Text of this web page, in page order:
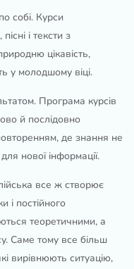
собі. Курси
і тексти з
цікавість,
у молодшому віці.
Програма курсів
й послідовно
де знання не
нової інформації.
все ж створює
і постійного
теоретичними, а
Саме тому все більш
вирівнюють ситуацію,